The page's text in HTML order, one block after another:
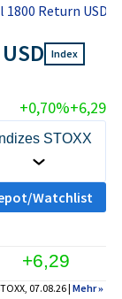
1800 Return USD
Index
+0,70%+6,29
Indizes STOXX
Watchlist
+6,29
07.08.26 | Mehr»